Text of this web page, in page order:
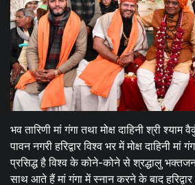
भव तारिणी मां गंगा तथा मोक्ष दाहिनी श्री
पावन नगरी हरिद्वार विश्व भर में मोक्ष दाहिनी
प्रसिद्ध है विश्व के कोने-कोने से श्रद्धालु
साथ आते हैं मां गंगा में स्नान करने के बाद हरिद्वार